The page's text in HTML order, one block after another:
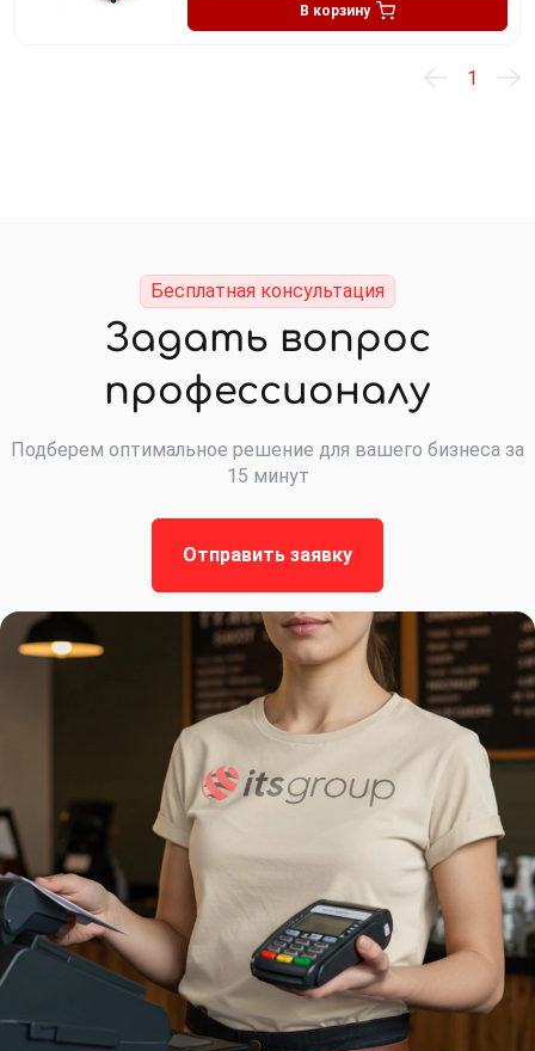
В корзину
1
Бесплатная консультация
Задать вопрос
профессионалу
Подберем оптимальное решение для вашего бизнеса за
15 минут
Отправить заявку